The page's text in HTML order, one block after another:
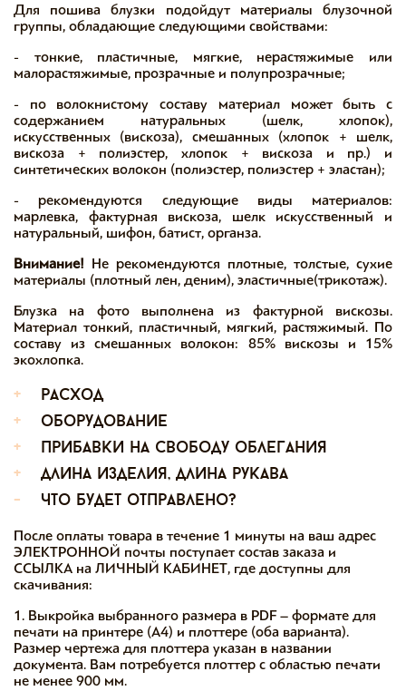
Для пошива блузки подойдут материалы блузочной
группы, обладающие следующими свойствами:
- тонкие, пластичные, мягкие, нерастяжимые или
малорастяжимые, прозрачные и полупрозрачные;
- по волокнистому составу материал может быть с
содержанием натуральных (шелк, хлопок),
искусственных (вискоза), смешанных (хлопок + шелк,
вискоза + полиэстер, хлопок + вискоза и пр.) и
синтетических волокон (полиэстер, полиэстер + эластан);
- рекомендуются следующие виды материалов:
марлевка, фактурная вискоза, шелк искусственный и
натуральный, шифон, батист, органза.
Внимание! Не рекомендуются плотные, толстые, сухие
материалы (плотный лен, деним), эластичные(трикотаж).
Блузка на фото выполнена из фактурной вискозы.
Материал тонкий, пластичный, мягкий, растяжимый. По
составу из смешанных волокон: 85% вискозы и 15%
экохлопка.
+
расход
+
оборудование
+
прибавки на свободу облегания
+
длина изделия, длина рукава
-
что будет отправлено?
После оплаты товара в течение 1 минуты на ваш адрес
ЭЛЕКТРОННОЙ почты поступает состав заказа и
ССЫЛКА на ЛИЧНЫЙ КАБИНЕТ, где доступны для
скачивания:
1. Выкройка выбранного размера в PDF – формате для
печати на принтере (А4) и плоттере (оба варианта).
Размер чертежа для плоттера указан в названии
документа. Вам потребуется плоттер с областью печати
не менее 900 мм.